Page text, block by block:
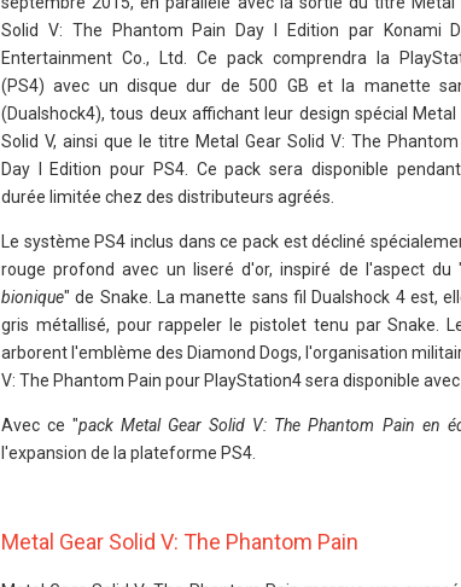
Solid V: The Phantom Pain Day I Edition par Konami
Entertainment Co., Ltd. Ce pack comprendra la
(PS4) avec un disque dur de 500 GB et la manette
(Dualshock4), tous deux affichant leur design spécial Metal
Solid V, ainsi que le titre Metal Gear Solid V: The Phantom
Day I Edition pour PS4. Ce pack sera disponible
durée limitée chez des distributeurs agréés.
Le système PS4 inclus dans ce pack est décliné
rouge profond avec un liseré d'or, inspiré de l'aspect du
bionique" de Snake. La manette sans fil Dualshock 4 est,
gris métallisé, pour rappeler le pistolet tenu par Snake.
arborent l'emblème des Diamond Dogs, l'organisation
V: The Phantom Pain pour PlayStation4 sera disponible
Avec ce "pack Metal Gear Solid V: The Phantom Pain en
l'expansion de la plateforme PS4.
Metal Gear Solid V: The Phantom Pain